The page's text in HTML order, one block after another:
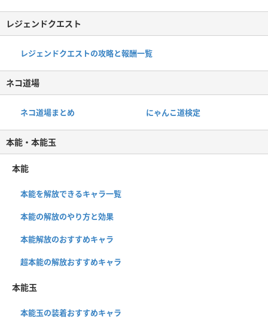
レジェンドクエスト
レジェンドクエストの攻略と報酬一覧
ネコ道場
ネコ道場まとめ にゃんこ道検定
本能・本能玉
本能
本能を解放できるキャラ一覧
本能の解放のやり方と効果
本能解放のおすすめキャラ
超本能の解放おすすめキャラ
本能玉
本能玉の装着おすすめキャラ